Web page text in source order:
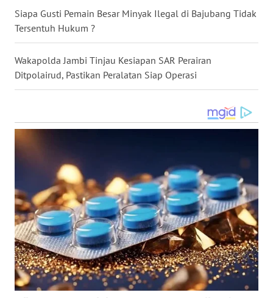
Siapa Gusti Pemain Besar Minyak Ilegal di Bajubang Tidak
Tersentuh Hukum ?
Wakapolda Jambi Tinjau Kesiapan SAR Perairan
Ditpolairud, Pastikan Peralatan Siap Operasi
MALUKU
WN
MALUT
DAIRI
WN
NIAS
WN
LANGKAT